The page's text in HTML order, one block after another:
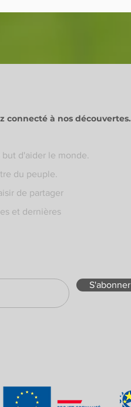
connecté à nos découvertes.
d'aider le monde.
du peuple.
de partager
et dernières
S'abonner